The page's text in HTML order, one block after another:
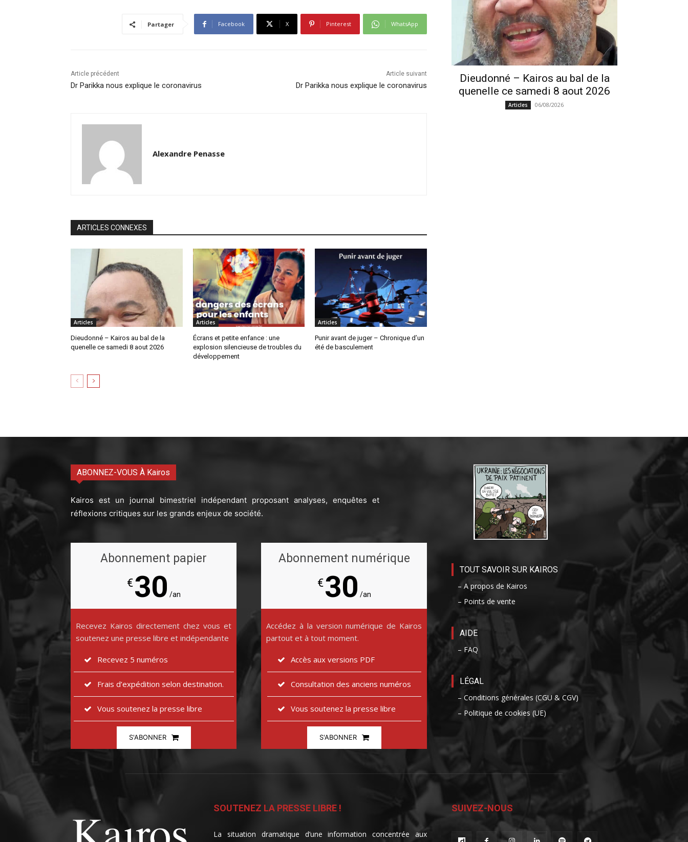
Partager Facebook X Pinterest WhatsApp
Article précédent
Dr Parikka nous explique le coronavirus
Article suivant
Dr Parikka nous explique le coronavirus
Alexandre Penasse
ARTICLES CONNEXES
Articles
Dieudonné – Kairos au bal de la
quenelle ce samedi 8 aout 2026
Articles
Écrans et petite enfance : une
explosion silencieuse de troubles du
développement
Articles
Punir avant de juger – Chronique d’un
été de basculement
Dieudonné – Kairos au bal de la
quenelle ce samedi 8 aout 2026
Articles 06/08/2026
ABONNEZ-VOUS À Kairos
Kairos est un journal bimestriel indépendant proposant analyses, enquêtes et
réflexions critiques sur les grands enjeux de société.
Abonnement papier
€30 /an
Recevez Kairos directement chez vous et
soutenez une presse libre et indépendante
Recevez 5 numéros
Frais d’expédition selon destination.
Vous soutenez la presse libre
S'ABONNER
Abonnement numérique
€30 /an
Accédez à la version numérique de Kairos
partout et à tout moment.
Accès aux versions PDF
Consultation des anciens numéros
Vous soutenez la presse libre
S'ABONNER
TOUT SAVOIR SUR KAIROS
– A propos de Kairos
– Points de vente
AIDE
– FAQ
LÉGAL
– Conditions générales (CGU & CGV)
– Politique de cookies (UE)
SOUTENEZ LA PRESSE LIBRE !
La situation dramatique d’une information concentrée aux
SUIVEZ-NOUS